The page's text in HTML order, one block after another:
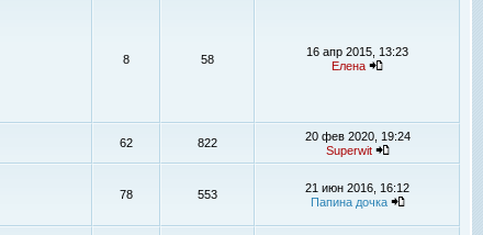
8 58
16 апр 2015, 13:23
Елена
62 822
20 фев 2020, 19:24
Superwit
78 553
21 июн 2016, 16:12
Папина дочка